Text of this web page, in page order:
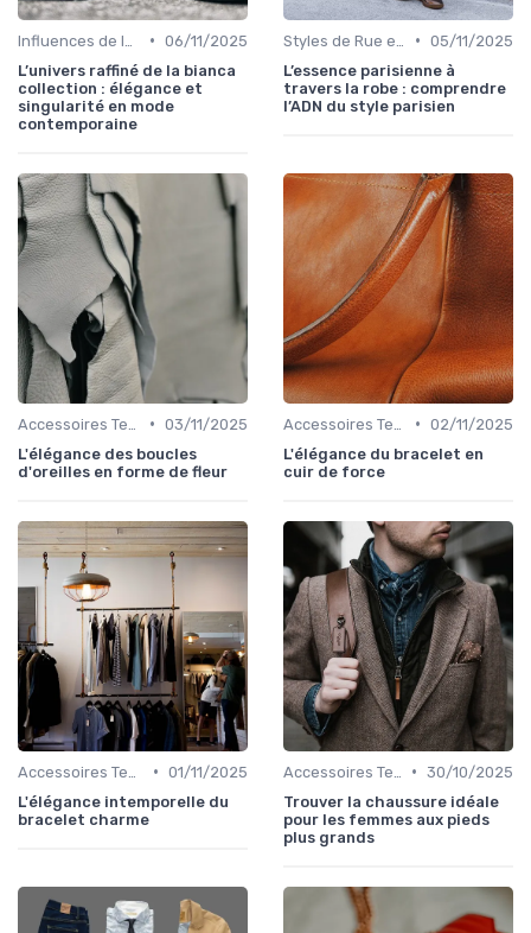
• 06/11/2025
L’univers raffiné de la bianca
collection : élégance et
singularité en mode
contemporaine
• 05/11/2025
L’essence parisienne à
travers la robe : comprendre
l’ADN du style parisien
• 03/11/2025
L'élégance des boucles
d'oreilles en forme de fleur
• 02/11/2025
L'élégance du bracelet en
cuir de force
• 01/11/2025
L'élégance intemporelle du
bracelet charme
• 30/10/2025
Trouver la chaussure idéale
pour les femmes aux pieds
plus grands